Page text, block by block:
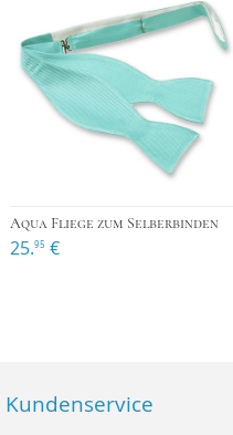
Aqua Fliege zum Selberbinden
25.95 €
Kundenservice